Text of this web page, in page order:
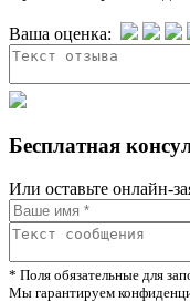
Ваша оценка:
Бесплатная
Или оставьте онлайн-
* Поля обязательные для
Мы гарантируем